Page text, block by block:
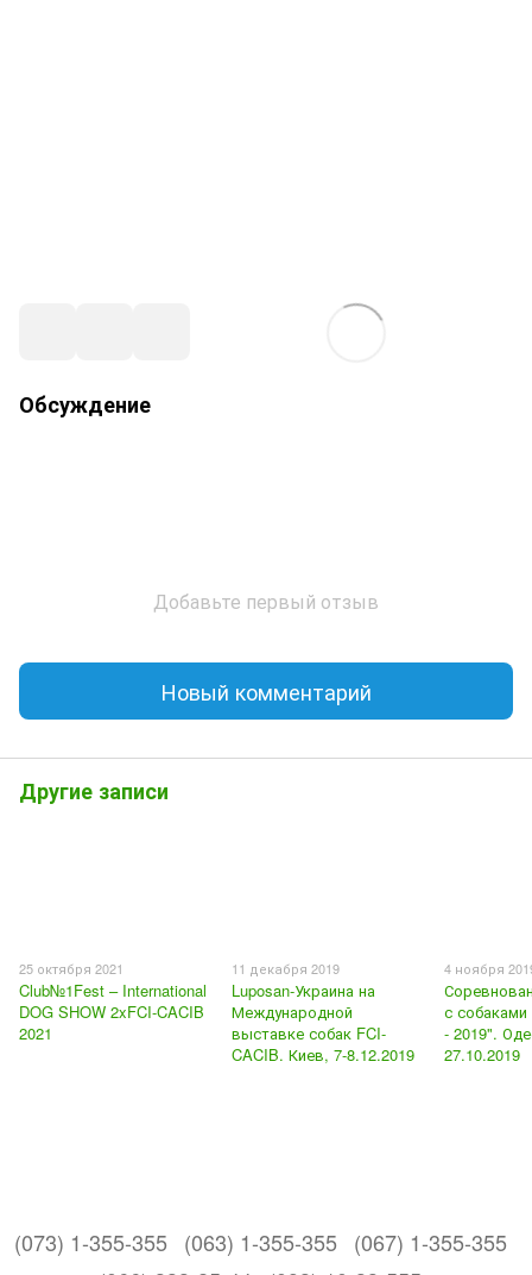
Обсуждение
Добавьте первый отзыв
Новый комментарий
Другие записи
25 октября 2021
Club№1Fest – International
DOG SHOW 2xFCI-CACIB
2021
11 декабря 2019
Luposan-Украина на
Международной
выставке собак FCI-
CACIB. Киев, 7-8.12.2019
4 ноября
с
- 2019".
27.10.2019
(073) 1-355-355 (063) 1-355-355 (067) 1-355-355